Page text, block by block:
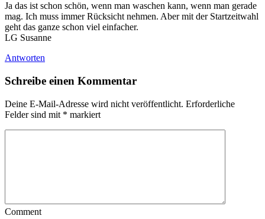
Ja das ist schon schön, wenn man waschen kann, wenn man gerade
mag. Ich muss immer Rücksicht nehmen. Aber mit der Startzeitwahl
geht das ganze schon viel einfacher.
LG Susanne
Antworten
Schreibe einen Kommentar
Deine E-Mail-Adresse wird nicht veröffentlicht. Erforderliche
Felder sind mit * markiert
Comment